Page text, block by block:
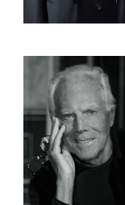
FOLLOW US
ライフスタイル
「AdvancedClub
「AdvancedClub
の一覧、プレミ
クルーシブアイ
メールマガジンで
のタブロイドマ